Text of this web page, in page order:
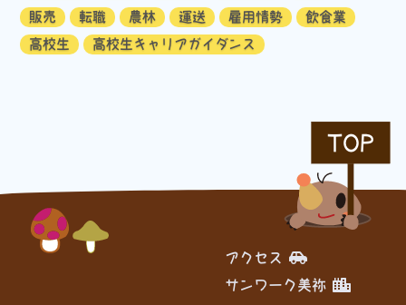
販売
転職 農林 運送 雇用情勢
飲食業
高校生
高校生キャリアガイダンス
TOP
アクセス
サンワーク美祢